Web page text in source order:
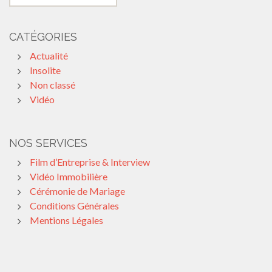
CATÉGORIES
Actualité
Insolite
Non classé
Vidéo
NOS SERVICES
Film d’Entreprise & Interview
Vidéo Immobilière
Cérémonie de Mariage
Conditions Générales
Mentions Légales